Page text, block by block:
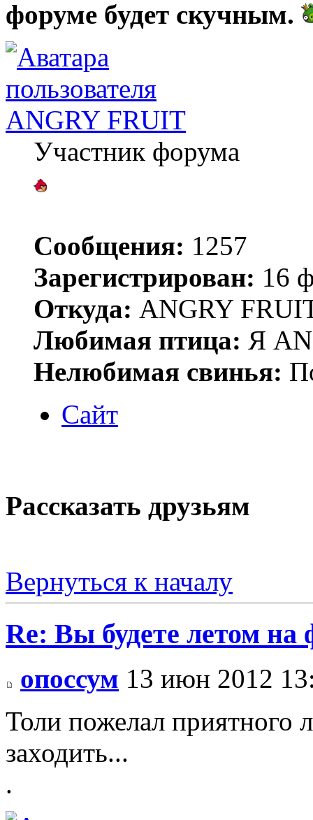
форуме будет скучным.
ANGRY FRUIT
Участник форума
Сообщения: 1257
Зарегистрирован: 16
Откуда: ANGRY
Любимая птица: Я
Нелюбимая свинья:
Сайт
Рассказать друзьям
Вернуться к началу
Re: Вы будете летом на
опоссум 13 июн 2012
Толи пожелал приятного
заходить...
.